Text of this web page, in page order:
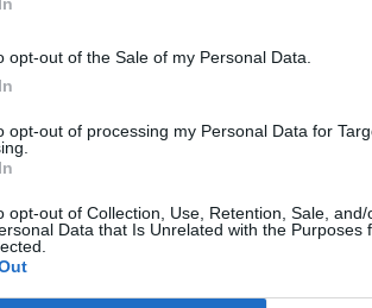
opt-out of the Sale of my Personal Data.
opt-out of processing my Personal Data for
opt-out of Collection, Use, Retention, Sale, and/
Data that Is Unrelated with the Purposes
πολίτες!
Γιώργος Σφακιανάκης: Η παρέμβαση
Γιώργος
παρέμβαση για το
με λεωφορεία
μετανάστες πήγαν με λεωφορεία
συμβίωνε με